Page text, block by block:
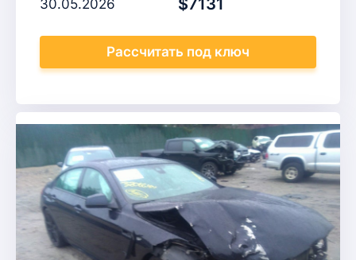
30.05.2026
Рассчитать под ключ